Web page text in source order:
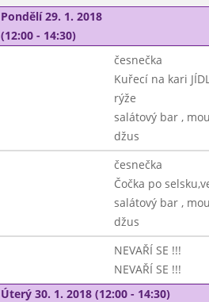
Pondělí 29. 1. 2018
(12:00 - 14:30)
česnečka
Kuřecí na kari
rýže
salátový bar ,
džus
česnečka
Čočka po
salátový bar ,
džus
NEVAŘÍ SE !!!
NEVAŘÍ SE !!!
Úterý 30. 1. 2018 (12:00 - 14:30)